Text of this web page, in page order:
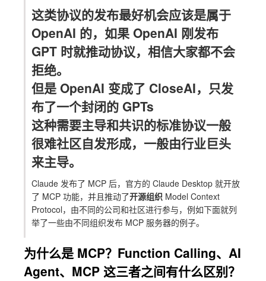
这类协议的发布最好机会应该是属于
OpenAI 的，如果 OpenAI 刚发布
GPT 时就推动协议，相信大家都不会
拒绝。
但是 OpenAI 变成了 CloseAI，只发
布了一个封闭的 GPTs
这种需要主导和共识的标准协议一般
很难社区自发形成，一般由行业巨头
来主导。
Claude 发布了 MCP 后，官方的 Claude Desktop 就开放
了 MCP 功能，并且推动了开源组织 Model Context
Protocol，由不同的公司和社区进行参与，例如下面就列
举了一些由不同组织发布 MCP 服务器的例子。
为什么是 MCP？Function Calling、AI
Agent、MCP 这三者之间有什么区别？